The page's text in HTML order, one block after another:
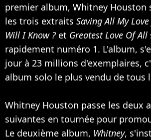
premier album, Whitney Houston
les trois extraits Saving All My
Will I Know ?et Greatest Love Of All
rapidement numéro 1. L'album,
jour à 23 millions d'exemplaires,
album solo le plus vendu de tous
Whitney Houston passe les deux
suivantes en tournée pour
Le deuxième album, Whitney,